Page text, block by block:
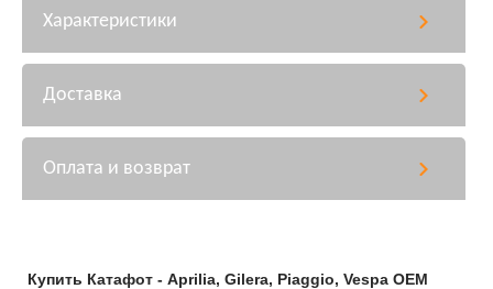
Характеристики
Доставка
Оплата и возврат
Купить Катафот - Aprilia, Gilera, Piaggio, Vespa OEM